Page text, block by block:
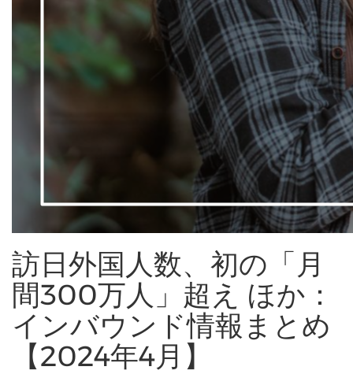
訪日外国人数、初の「月
間300万人」超え ほか：
インバウンド情報まとめ
【2024年4月】